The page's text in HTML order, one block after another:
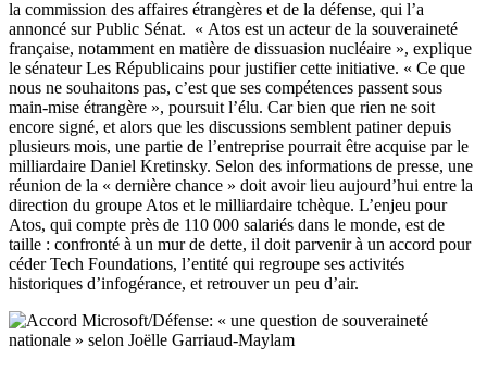
la commission des affaires étrangères et de la défense, qui l’a
annoncé sur Public Sénat. « Atos est un acteur de la souveraineté
française, notamment en matière de dissuasion nucléaire », explique
le sénateur Les Républicains pour justifier cette initiative. « Ce que
nous ne souhaitons pas, c’est que ses compétences passent sous
main-mise étrangère », poursuit l’élu. Car bien que rien ne soit
encore signé, et alors que les discussions semblent patiner depuis
plusieurs mois, une partie de l’entreprise pourrait être acquise par le
milliardaire Daniel Kretinsky. Selon des informations de presse, une
réunion de la « dernière chance » doit avoir lieu aujourd’hui entre la
direction du groupe Atos et le milliardaire tchèque. L’enjeu pour
Atos, qui compte près de 110 000 salariés dans le monde, est de
taille : confronté à un mur de dette, il doit parvenir à un accord pour
céder Tech Foundations, l’entité qui regroupe ses activités
historiques d’infogérance, et retrouver un peu d’air.